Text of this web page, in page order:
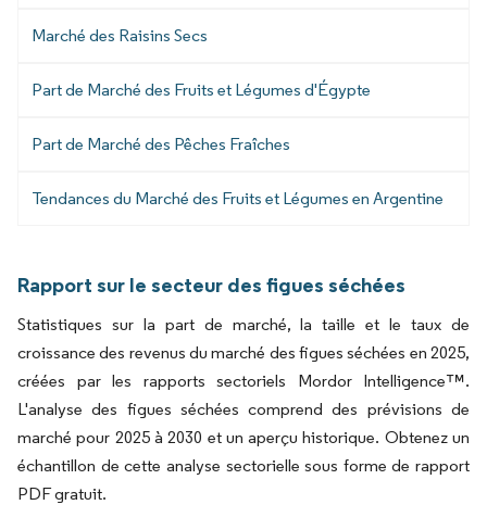
Marché des Raisins Secs
Part de Marché des Fruits et Légumes d'Égypte
Part de Marché des Pêches Fraîches
Tendances du Marché des Fruits et Légumes en Argentine
Rapport sur le secteur des figues séchées
Statistiques sur la part de marché, la taille et le taux de
croissance des revenus du marché des figues séchées en 2025,
créées par les rapports sectoriels Mordor Intelligence™.
L'analyse des figues séchées comprend des prévisions de
marché pour 2025 à 2030 et un aperçu historique. Obtenez un
échantillon de cette analyse sectorielle sous forme de rapport
PDF gratuit.